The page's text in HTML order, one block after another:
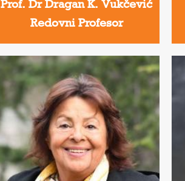
Prof. Dr Dragan K. Vukčević
Redovni Profesor